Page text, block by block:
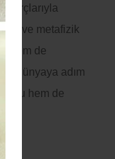
burçlarıyla
ve metafizik
hem de
dünyaya adım
ruhu hem de